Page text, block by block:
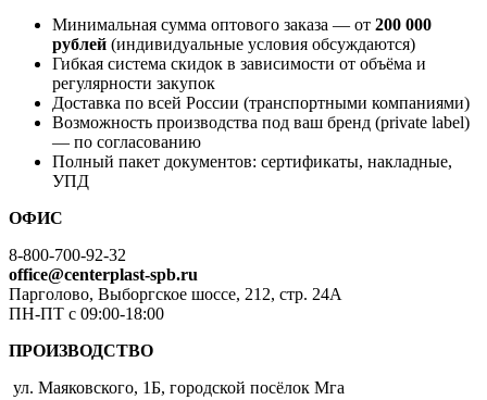
Минимальная сумма оптового заказа — от 200 000
рублей (индивидуальные условия обсуждаются)
Гибкая система скидок в зависимости от объёма и
регулярности закупок
Доставка по всей России (транспортными компаниями)
Возможность производства под ваш бренд (private label)
— по согласованию
Полный пакет документов: сертификаты, накладные,
УПД
ОФИС
8-800-700-92-32
office@centerplast-spb.ru
Парголово, Выборгское шоссе, 212, стр. 24А
ПН-ПТ с 09:00-18:00
ПРОИЗВОДСТВО
ул. Маяковского, 1Б, городской посёлок Мга